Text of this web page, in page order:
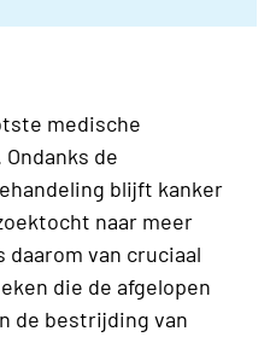
medische
de
blijft kanker
naar meer
van cruciaal
die de afgelopen
de bestrijding van